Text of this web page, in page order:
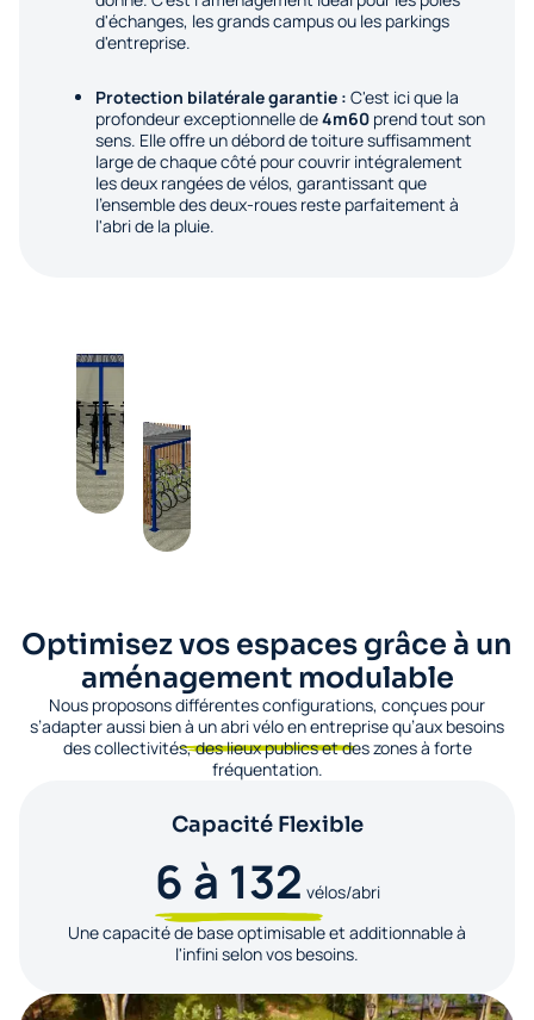
d'échanges, les grands campus ou les parkings
d'entreprise.
Protection bilatérale garantie : C'est ici que la
profondeur exceptionnelle de4m60 prend tout son
sens. Elle offre un débord de toiture suffisamment
large de chaque côté pour couvrir intégralement
les deux rangées de vélos, garantissant que
l'ensemble des deux-roues reste parfaitement à
l'abri de la pluie.
Optimisez vos espaces grâce à un
aménagement modulable
Nous proposons différentes configurations, conçues pour
s’adapter aussi bien à un abri vélo en entreprise qu’aux besoins
des collectivités, des lieux publics et des zones à forte
fréquentation.
Capacité Flexible
6 à 132 vélos/abri
Une capacité de base optimisable et additionnable à
l'infini selon vos besoins.